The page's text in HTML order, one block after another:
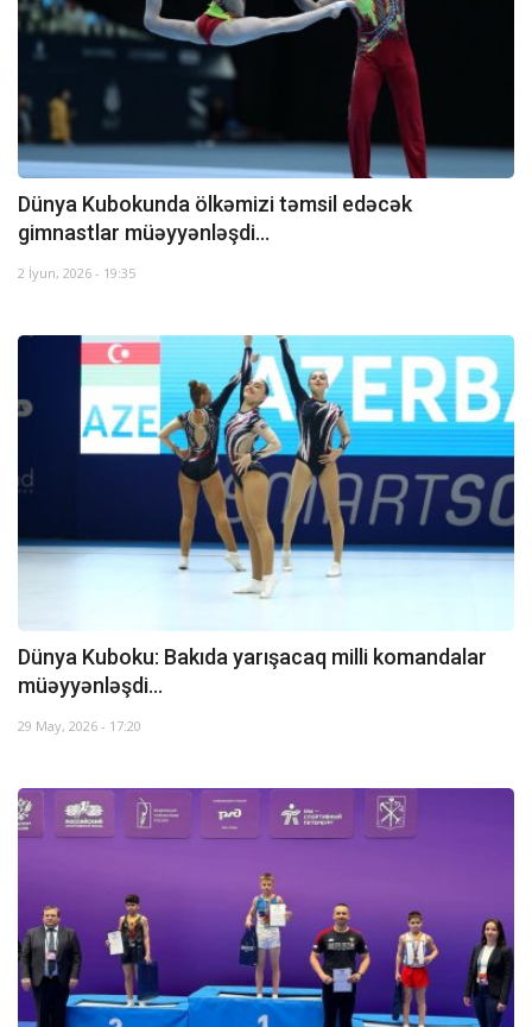
Dünya Kubokunda ölkəmizi təmsil edəcək
gimnastlar müəyyənləşdi...
2 İyun, 2026 - 19:35
Dünya Kuboku: Bakıda yarışacaq milli komandalar
müəyyənləşdi...
29 May, 2026 - 17:20